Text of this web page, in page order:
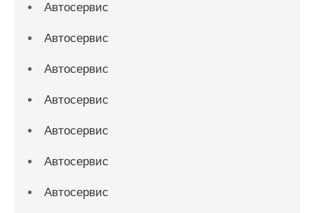
Автосервис
Автосервис
Автосервис
Автосервис
Автосервис
Автосервис
Автосервис